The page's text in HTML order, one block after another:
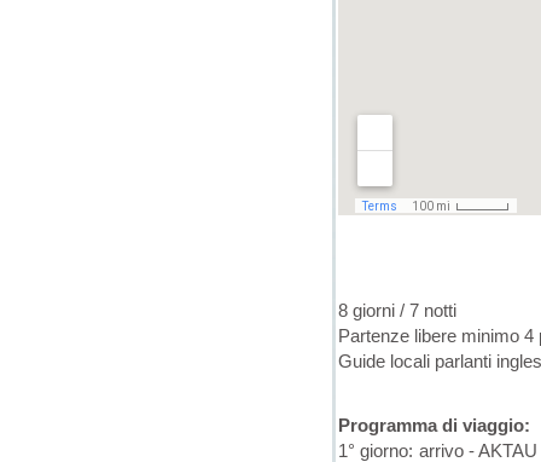
8 giorni / 7 notti
Partenze libere minimo 4
Guide locali parlanti
Programma di viaggio:
1° giorno: arrivo -